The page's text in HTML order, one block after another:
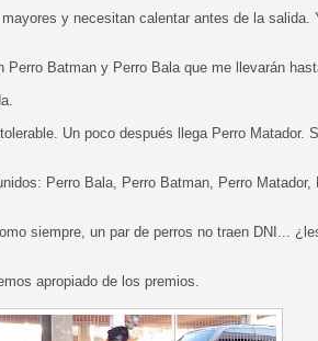
y necesitan calentar antes de la salida.
Batman y Perro Bala que me llevarán
Un poco después llega Perro Matador.
Perro Bala, Perro Batman, Perro Matador,
siempre, un par de perros no traen DNI...
apropiado de los premios.